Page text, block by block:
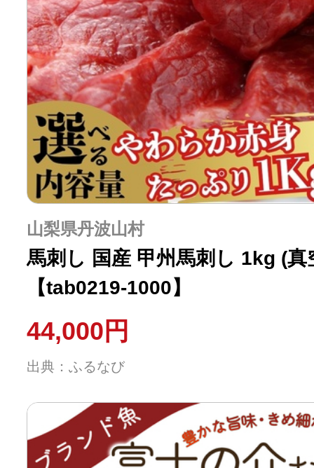
山梨県丹波山村
馬刺し 国産 甲州馬刺し 1kg (
【tab0219-1000】
44,000円
出典：ふるなび